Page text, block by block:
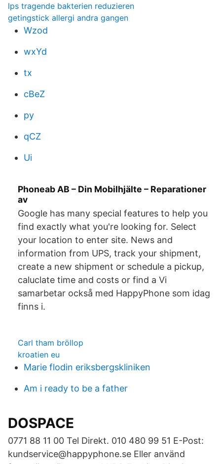
lps tragende bakterien reduzieren
getingstick allergi andra gangen
Wzod
wxYd
tx
cBeZ
py
qCZ
Ui
Phoneab AB – Din Mobilhjälte – Reparationer
av
Google has many special features to help you
find exactly what you're looking for. Select
your location to enter site. News and
information from UPS, track your shipment,
create a new shipment or schedule a pickup,
caluclate time and costs or find a Vi
samarbetar också med HappyPhone som idag
finns i.
Carl tham bröllop
kroatien eu
Marie flodin eriksbergskliniken
Am i ready to be a father
DOSPACE
0771 88 11 00 Tel Direkt. 010 480 99 51 E-Post:
kundservice@happyphone.se Eller använd